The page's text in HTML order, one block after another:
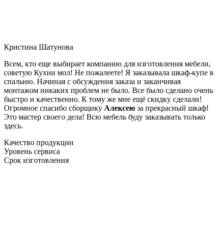
Кристина Шатунова
Всем, кто еще выбирает компанию для изготовления мебели,
советую Кухни мол! Не пожалеете! Я заказывала шкаф-купе в
спальню. Начиная с обсуждения заказа и заканчивая
монтажом никаких проблем не было. Все было сделано очень
быстро и качественно. К тому же мне ещё скидку сделали!
Огромное спасибо сборщику Алексею за прекрасный шкаф!
Это мастер своего дела! Всю мебель буду заказывать только
здесь.
Качество продукции
Уровень сервиса
Срок изготовления